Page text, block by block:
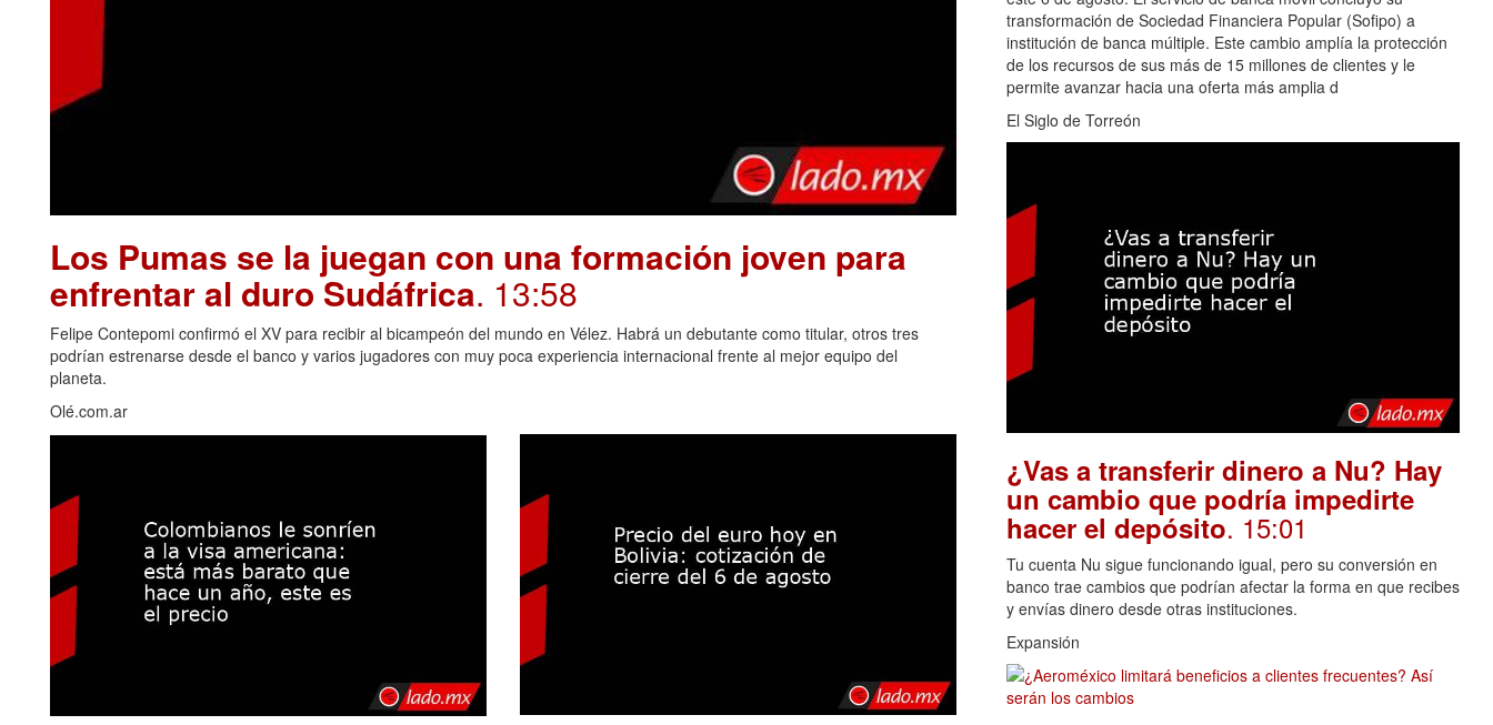
Los Pumas se la juegan con una formación joven para
enfrentar al duro Sudáfrica. 13:58
Felipe Contepomi confirmó el XV para recibir al bicampeón del mundo en Vélez. Habrá un debutante como titular, otros tres
podrían estrenarse desde el banco y varios jugadores con muy poca experiencia internacional frente al mejor equipo del
planeta.
Olé.com.ar
transformación de Sociedad Financiera Popular (Sofipo) a
institución de banca múltiple. Este cambio amplía la protección
de los recursos de sus más de 15 millones de clientes y le
permite avanzar hacia una oferta más amplia d
El Siglo de Torreón
¿Vas a transferir dinero a Nu? Hay
un cambio que podría impedirte
hacer el depósito. 15:01
Tu cuenta Nu sigue funcionando igual, pero su conversión en
banco trae cambios que podrían afectar la forma en que recibes
y envías dinero desde otras instituciones.
Expansión